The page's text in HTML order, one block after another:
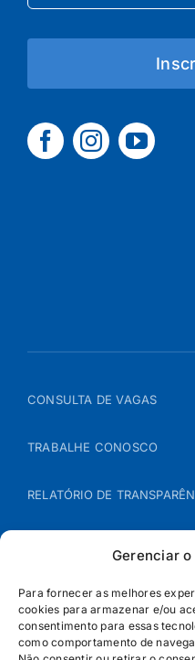
Gerenciar
Para fornecer as melhores
cookies para armazenar e/ou
consentimento para essas
como comportamento de
CONSULTA DE VAGAS
TRABALHE CONOSCO
RELATÓRIO DE
POLÍTICA DE COOKIES
POLÍTICA DE PRIVACIDADE